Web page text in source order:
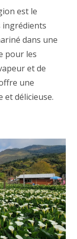
est le
ingrédients
dans une
pour les
et de
une
délicieuse.